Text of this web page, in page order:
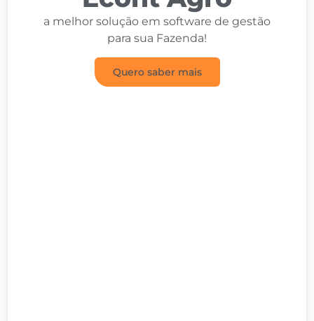
a melhor solução em software de gestão
para sua Fazenda!
Quero saber mais